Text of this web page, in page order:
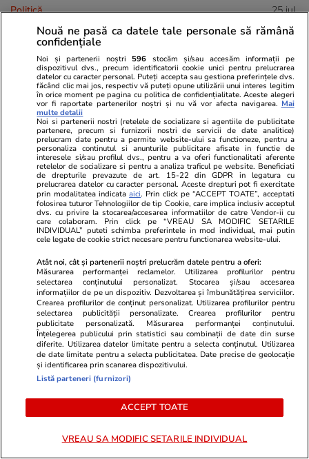
Politică 25 iul.
Cum a apărut Mirabela
Grădinaru la întâlnirea cu
președinta Indiei, Droupadi
Murmu, la Palatul Cotroceni.
Motivul pentru care a ales o
rochie galbenă
PARTENERI
ZiaruldeIasi.ro
Iașul, pe locul doi în România
după numărul de locuințe. Cum
metropolitane harta județului
Fanatik.ro
Marcel
București
Nouă ne pasă ca datele tale personale să rămână
confidențiale
Noi și partenerii noștri 596 stocăm și/sau accesăm informații pe
dispozitivul dvs., precum identificatorii cookie unici pentru prelucrarea
datelor cu caracter personal. Puteți accepta sau gestiona preferințele dvs.
făcând clic mai jos, respectiv vă puteți opune utilizării unui interes legitim
în orice moment pe pagina cu politica de confidențialitate. Aceste alegeri
vor fi raportate partenerilor noștri și nu vă vor afecta navigarea. Mai
multe detalii
Noi si partenerii nostri (retelele de socializare si agentiile de publicitate
partenere, precum si furnizorii nostri de servicii de date analitice)
prelucram date pentru a permite website-ului sa functioneze, pentru a
personaliza continutul si anunturile publicitare afisate in functie de
interesele si/sau profilul dvs., pentru a va oferi functionalitati aferente
retelelor de socializare si pentru a analiza traficul pe website. Beneficiati
de drepturile prevazute de art. 15-22 din GDPR in legatura cu
prelucrarea datelor cu caracter personal. Aceste drepturi pot fi exercitate
prin modalitatea indicataaici. Prin click pe “ACCEPT TOATE”, acceptati
folosirea tuturor Tehnologiilor de tip Cookie, care implica inclusiv acceptul
dvs. cu privire la stocarea/accesarea informatiilor de catre Vendor-ii cu
care colaboram. Prin click pe “VREAU SA MODIFIC SETARILE
INDIVIDUAL” puteti schimba preferintele in mod individual, mai putin
cele legate de cookie strict necesare pentru functionarea website-ului.
Atât noi, cât și partenerii noștri prelucrăm datele pentru a oferi:
Măsurarea performanței reclamelor. Utilizarea profilurilor pentru
selectarea conținutului personalizat. Stocarea și/sau accesarea
informațiilor de pe un dispozitiv. Dezvoltarea și îmbunătățirea serviciilor.
Crearea profilurilor de conținut personalizat. Utilizarea profilurilor pentru
selectarea publicității personalizate. Crearea profilurilor pentru
publicitate personalizată. Măsurarea performanței conținutului.
Înțelegerea publicului prin statistici sau combinații de date din surse
diferite. Utilizarea datelor limitate pentru a selecta conținutul. Utilizarea
de date limitate pentru a selecta publicitatea. Date precise de geolocație
și identificarea prin scanarea dispozitivului.
Listă parteneri (furnizori)
ACCEPT TOATE
VREAU SA MODIFIC SETARILE INDIVIDUAL